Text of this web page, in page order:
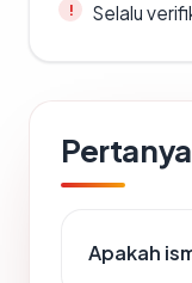
Selalu
Apakah